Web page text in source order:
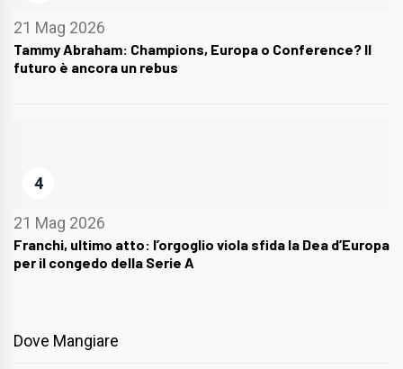
21 Mag 2026
Tammy Abraham: Champions, Europa o Conference? Il
futuro è ancora un rebus
4
21 Mag 2026
Franchi, ultimo atto: l’orgoglio viola sfida la Dea d’Europa
per il congedo della Serie A
Dove Mangiare